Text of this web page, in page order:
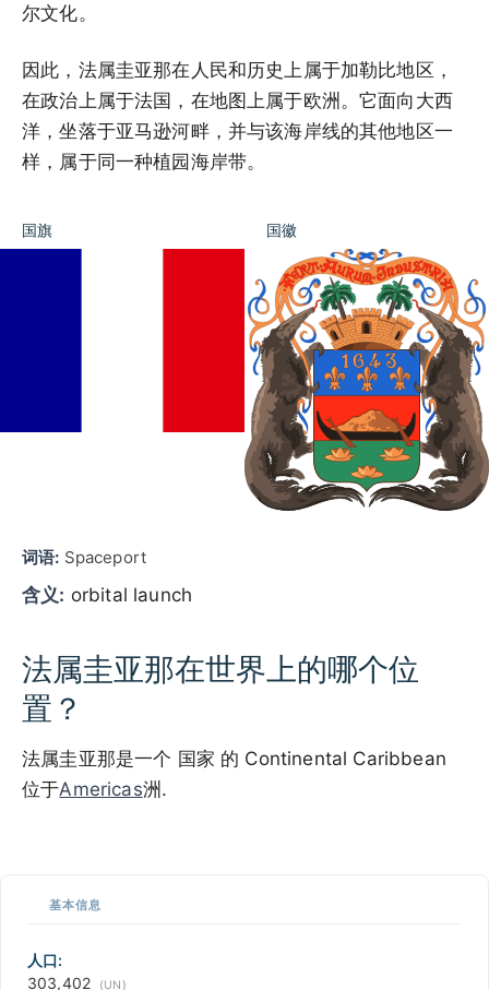
尔文化。
因此，法属圭亚那在人民和历史上属于加勒比地区，
在政治上属于法国，在地图上属于欧洲。它面向大西
洋，坐落于亚马逊河畔，并与该海岸线的其他地区一
样，属于同一种植园海岸带。
国旗 国徽
词语: Spaceport
含义: orbital launch
法属圭亚那在世界上的哪个位
置？
法属圭亚那是一个 国家 的 Continental Caribbean
位于Americas洲.
−
基本信息
人口:
303,402
(UN)